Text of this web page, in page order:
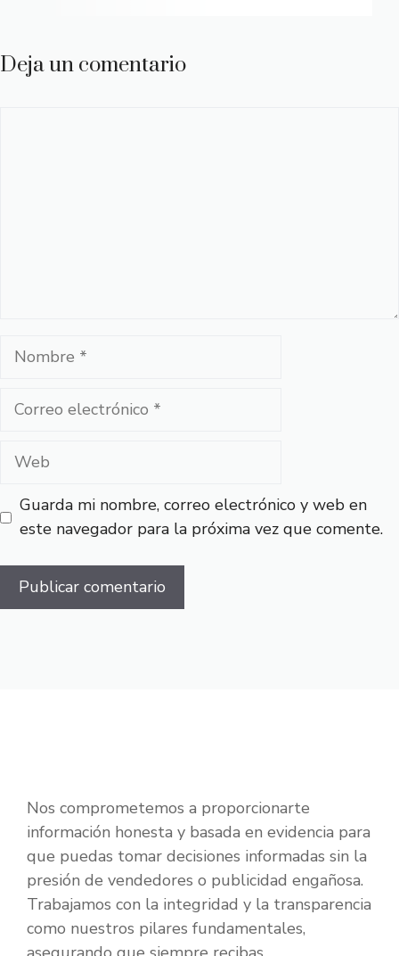
Deja un comentario
Nombre
Correo
Web
Guarda mi nombre, correo electrónico y web en
este navegador para la próxima vez que comente.
Nos comprometemos a proporcionarte
información honesta y basada en evidencia para
que puedas tomar decisiones informadas sin la
presión de vendedores o publicidad engañosa.
Trabajamos con la integridad y la transparencia
como nuestros pilares fundamentales,